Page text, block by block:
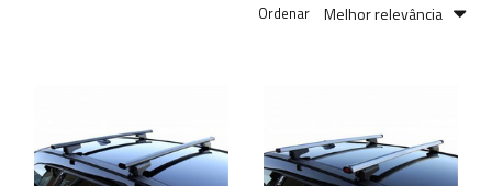
Ordenar Melhor relevância